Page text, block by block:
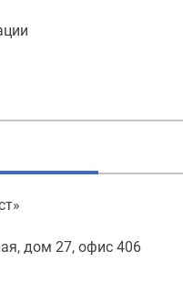
дом 27, офис 406